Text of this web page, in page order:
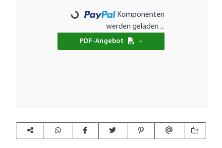
Loading...
Komponenten
werden geladen ...
PDF-Angebot